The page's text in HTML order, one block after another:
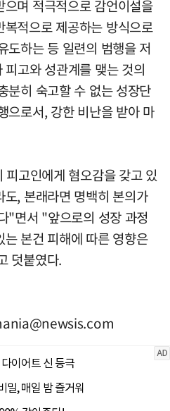
며 적극적으로 감언이설을
적으로 제공하는 방식으로
도하는 등 일련의 범행을 저
고와 성관계를 맺는 것의
분히 숙고할 수 없는 성장단
으로서, 강한 비난을 받아 마
고인에게 혐오감을 갖고 있
, 본래라면 명백히 본의가
"면서 "앞으로의 성장 과정
본건 피해에 따른 영향은
덧붙였다.